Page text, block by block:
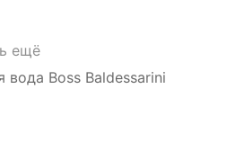
ещё
Boss Baldessarini